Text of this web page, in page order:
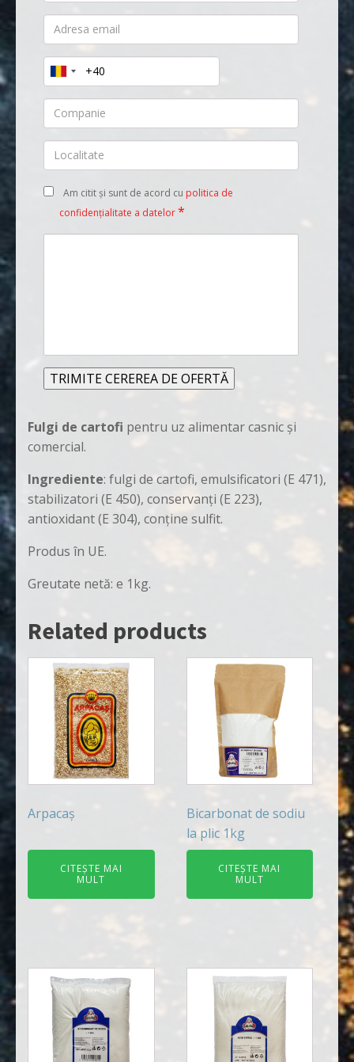
Adresa
email
Telefon
Companie
Localitate
Am citit și sunt de acord cu politica de
confidențialitate a datelor*
Fulgi de cartofi pentru uz alimentar casnic și
comercial.
Ingrediente: fulgi de cartofi, emulsificatori (E 471),
stabilizatori (E 450), conservanți (E 223),
antioxidant (E 304), conține sulfit.
Produs în UE.
Greutate netă: e 1kg.
Related products
Arpacaș
CITEȘTE MAI
MULT
Bicarbonat de sodiu
la plic 1kg
CITEȘTE MAI
MULT